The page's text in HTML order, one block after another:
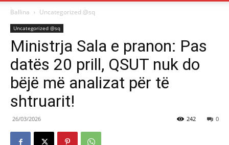
Ballina Uncategorized @sq
Uncategorized @sq
Ministrja Sala e pranon: Pas
datës 20 prill, QSUT nuk do
bëjë më analizat për të
shtruarit!
26/03/2026 0
242